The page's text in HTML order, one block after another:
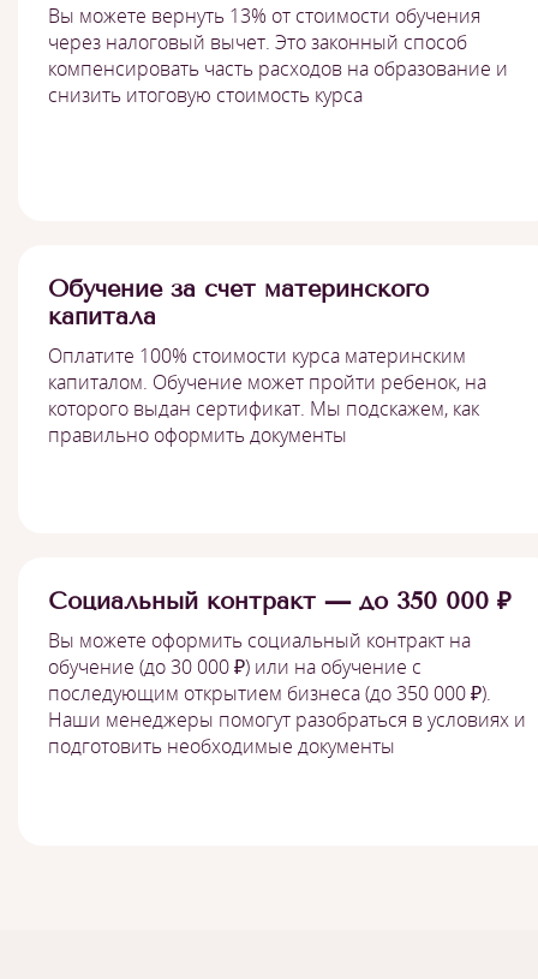
Вы можете вернуть 13% от стоимости обучения
через налоговый вычет. Это законный способ
компенсировать часть расходов на образование и
снизить итоговую стоимость курса
Обучение за счет материнского
капитала
Оплатите 100% стоимости курса материнским
капиталом. Обучение может пройти ребенок, на
которого выдан сертификат. Мы подскажем, как
правильно оформить документы
Социальный контракт — до 350 000 ₽
Вы можете оформить социальный контракт на
обучение (до 30 000 ₽) или на обучение с
последующим открытием бизнеса (до 350 000 ₽).
Наши менеджеры помогут разобраться в условиях и
подготовить необходимые документы